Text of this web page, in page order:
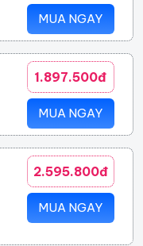
MUA NGAY
1.897.500đ
MUA NGAY
2.595.800đ
MUA NGAY